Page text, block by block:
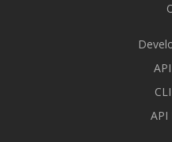
API